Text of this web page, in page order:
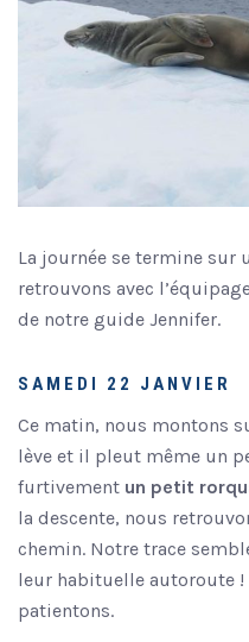
La journée se termine
retrouvons avec
de notre guide Jennifer.
SAMEDI 22 JANVIER
Ce matin, nous montons
lève et il pleut même un
furtivement un petit
la descente, nous
chemin. Notre trace
leur habituelle autoroute
patientons.